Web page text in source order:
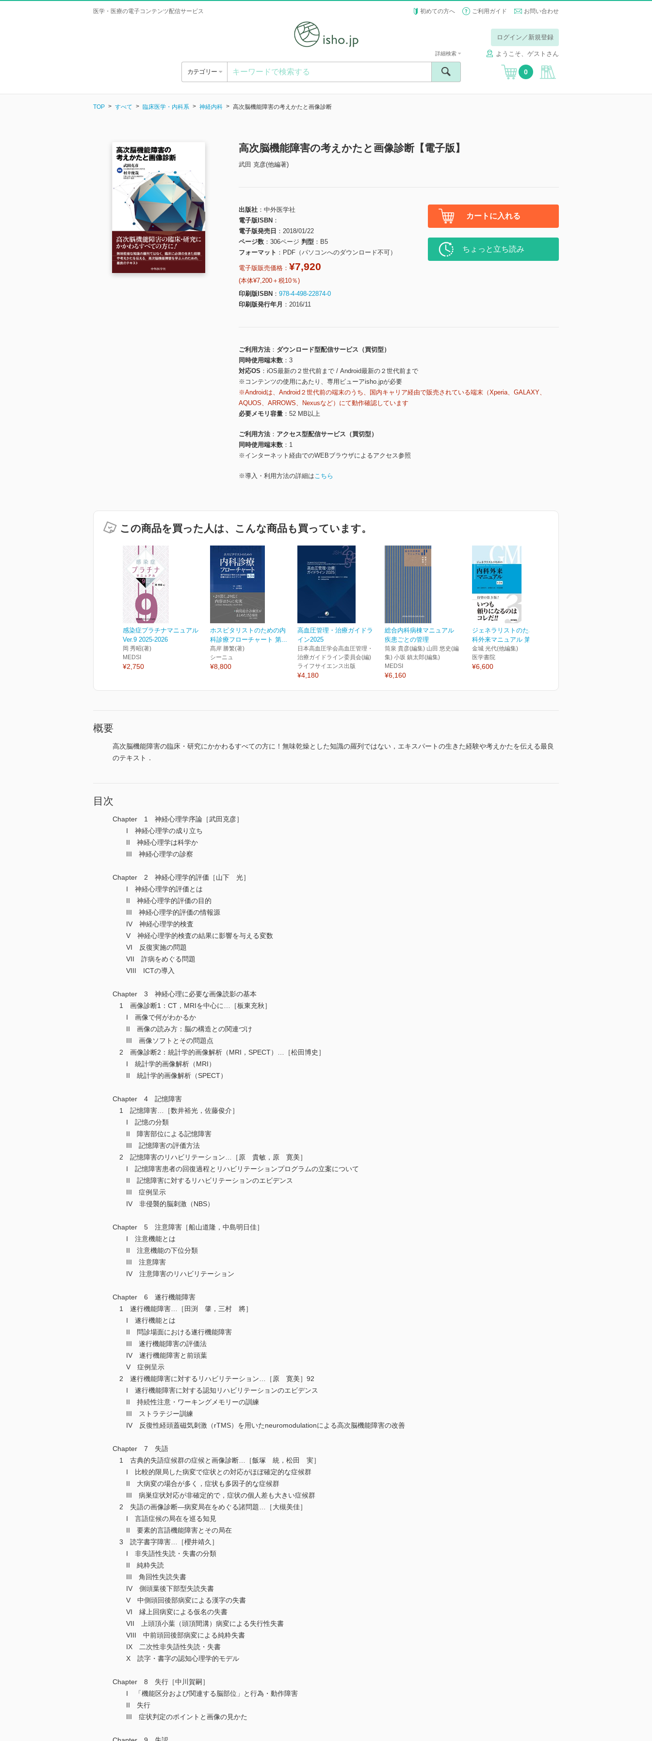
医学・医療の電子コンテンツ配信サービス 初めての方へ ご利用ガイド お問い合わせ
ログイン／新規登録
ようこそ、ゲストさん
カテゴリー
詳細検索
0
TOP すべて 臨床医学・内科系 神経内科 高次脳機能障害の考えかたと画像診断
高次脳機能障害の考えかたと画像診断【電子版】
武田 克彦(他編著)
出版社
中外医学社
電子版ISBN
電子版発売日
2018/01/22
ページ数
306ページ 判型
B5
フォーマット
PDF（パソコンへのダウンロード不可）
電子版販売価格： ¥7,920
(本体¥7,200＋税10％)
印刷版ISBN
978-4-498-22874-0
印刷版発行年月
2016/11
カートに入れる
ちょっと立ち読み
ご利用方法
ダウンロード型配信サービス（買切型）
同時使用端末数
3
対応OS
iOS最新の２世代前まで / Android最新の２世代前まで
※コンテンツの使用にあたり、専用ビューアisho.jpが必要
※Androidは、Android２世代前の端末のうち、国内キャリア経由で販売されている端末（Xperia、GALAXY、
AQUOS、ARROWS、Nexusなど）にて動作確認しています
必要メモリ容量
52 MB以上
ご利用方法
アクセス型配信サービス（買切型）
同時使用端末数
1
※インターネット経由でのWEBブラウザによるアクセス参照
※導入・利用方法の詳細はこちら
この商品を買った人は、こんな商品も買っています。
感染症プラチナマニュアル
Ver.9 2025-2026
岡 秀昭(著)
MEDSI
¥2,750
ホスピタリストのための内
科診療フローチャート 第...
髙岸 勝繁(著)
シーニュ
¥8,800
高血圧管理・治療ガイドラ
イン2025
日本高血圧学会高血圧管理・
治療ガイドライン委員会(編)
ライフサイエンス出版
¥4,180
総合内科病棟マニュアル
疾患ごとの管理
筒泉 貴彦(編集) 山田 悠史(編
集) 小坂 鎮太郎(編集)
MEDSI
¥6,160
ジェネラリストのための内
科外来マニュアル 第3版
金城 光代(他編集)
医学書院
¥6,600
概要
高次脳機能障害の臨床・研究にかかわるすべての方に！無味乾燥とした知識の羅列ではない，エキスパートの生きた経験や考えかたを伝える最良
のテキスト．
目次
Chapter 1 神経心理学序論［武田克彦］
I 神経心理学の成り立ち
II 神経心理学は科学か
III 神経心理学の診察
Chapter 2 神経心理学的評価［山下 光］
I 神経心理学的評価とは
II 神経心理学的評価の目的
III 神経心理学的評価の情報源
IV 神経心理学的検査
V 神経心理学的検査の結果に影響を与える変数
VI 反復実施の問題
VII 詐病をめぐる問題
VIII ICTの導入
Chapter 3 神経心理に必要な画像読影の基本
1 画像診断1：CT，MRIを中心に…［板東充秋］
I 画像で何がわかるか
II 画像の読み方：脳の構造との関連づけ
III 画像ソフトとその問題点
2 画像診断2：統計学的画像解析（MRI，SPECT）…［松田博史］
I 統計学的画像解析（MRI）
II 統計学的画像解析（SPECT）
Chapter 4 記憶障害
1 記憶障害…［数井裕光，佐藤俊介］
I 記憶の分類
II 障害部位による記憶障害
III 記憶障害の評価方法
2 記憶障害のリハビリテーション…［原 貴敏，原 寛美］
I 記憶障害患者の回復過程とリハビリテーションプログラムの立案について
II 記憶障害に対するリハビリテーションのエビデンス
III 症例呈示
IV 非侵襲的脳刺激（NBS）
Chapter 5 注意障害［船山道隆，中島明日佳］
I 注意機能とは
II 注意機能の下位分類
III 注意障害
IV 注意障害のリハビリテーション
Chapter 6 遂行機能障害
1 遂行機能障害…［田渕 肇，三村 將］
I 遂行機能とは
II 問診場面における遂行機能障害
III 遂行機能障害の評価法
IV 遂行機能障害と前頭葉
V 症例呈示
2 遂行機能障害に対するリハビリテーション…［原 寛美］92
I 遂行機能障害に対する認知リハビリテーションのエビデンス
II 持続性注意・ワーキングメモリーの訓練
III ストラテジー訓練
IV 反復性経頭蓋磁気刺激（rTMS）を用いたneuromodulationによる高次脳機能障害の改善
Chapter 7 失語
1 古典的失語症候群の症候と画像診断…［飯塚 統，松田 実］
I 比較的限局した病変で症状との対応がほぼ確定的な症候群
II 大病変の場合が多く，症状も多因子的な症候群
III 病巣症状対応が非確定的で，症状の個人差も大きい症候群
2 失語の画像診断―病変局在をめぐる諸問題…［大槻美佳］
I 言語症候の局在を巡る知見
II 要素的言語機能障害とその局在
3 読字書字障害…［櫻井靖久］
I 非失語性失読・失書の分類
II 純粋失読
III 角回性失読失書
IV 側頭葉後下部型失読失書
V 中側頭回後部病変による漢字の失書
VI 縁上回病変による仮名の失書
VII 上頭頂小葉（頭頂間溝）病変による失行性失書
VIII 中前頭回後部病変による純粋失書
IX 二次性非失語性失読・失書
X 読字・書字の認知心理学的モデル
Chapter 8 失行［中川賀嗣］
I 「機能区分および関連する脳部位」と行為・動作障害
II 失行
III 症状判定のポイントと画像の見かた